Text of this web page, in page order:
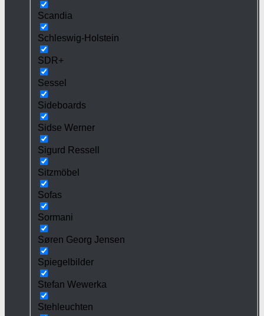
Scandia
Schleswig-Holstein
SDR+
Sessel
Sideboards
Sidse Werner
Sigurd Ressell
Sitzmöbel
Sofas
Sormani
Søren Georg Jensen
Spiegelbilder
Stefan Wewerka
Stehleuchten